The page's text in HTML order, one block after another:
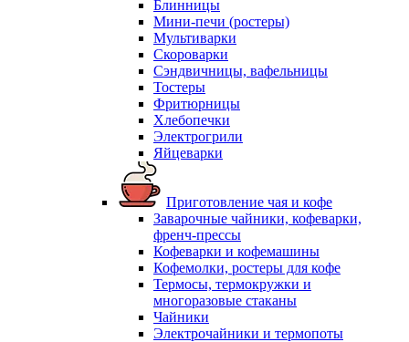
Блинницы
Мини-печи (ростеры)
Мультиварки
Скороварки
Сэндвичницы, вафельницы
Тостеры
Фритюрницы
Хлебопечки
Электрогрили
Яйцеварки
Приготовление чая и кофе
Заварочные чайники, кофеварки,
френч-прессы
Кофеварки и кофемашины
Кофемолки, ростеры для кофе
Термосы, термокружки и
многоразовые стаканы
Чайники
Электрочайники и термопоты